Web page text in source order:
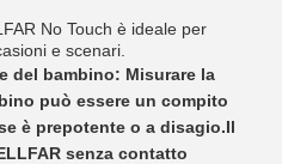
No Touch è ideale per
e scenari.
del bambino: Misurare la
può essere un compito
è prepotente o a disagio.Il
senza contatto